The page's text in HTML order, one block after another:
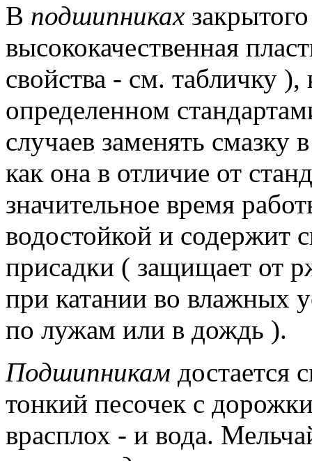
В подшипниках
высококачественная
свойства - см. табличку ),
определенном
случаев заменять смазку
как она в отличие от
значительное время
водостойкой и содержит
присадки ( защищает от
при катании во влажных
по лужам или в дождь ).
Подшипникам достается
тонкий песочек с
врасплох - и вода.